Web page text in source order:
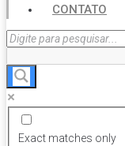
CONTATO
Exact matches only